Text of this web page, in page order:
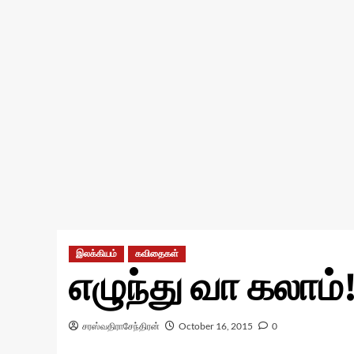
இலக்கியம் கவிதைகள்
எழுந்து வா
சரஸ்வதிராசேந்திரன் October 16, 2015 0